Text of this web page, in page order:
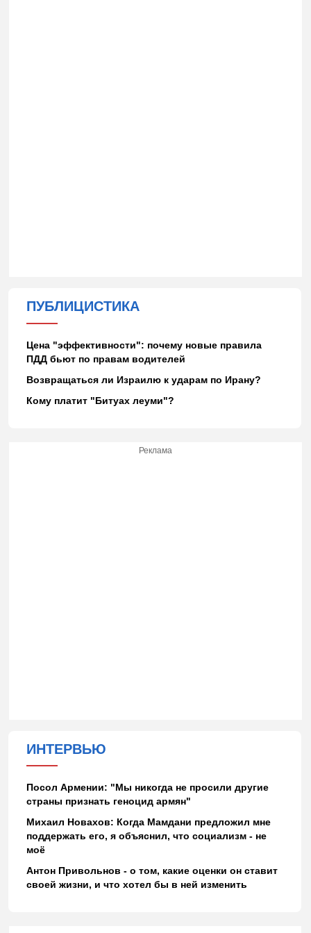
ПУБЛИЦИСТИКА
Цена "эффективности": почему новые правила
ПДД бьют по правам водителей
Возвращаться ли Израилю к ударам по Ирану?
Кому платит "Битуах леуми"?
Реклама
ИНТЕРВЬЮ
Посол Армении: "Мы никогда не просили другие
страны признать геноцид армян"
Михаил Новахов: Когда Мамдани предложил мне
поддержать его, я объяснил, что социализм - не
моё
Антон Привольнов - о том, какие оценки он ставит
своей жизни, и что хотел бы в ней изменить